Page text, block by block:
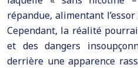
répandue, alimentant
Cependant, la réalité
et des dangers
derrière une apparence